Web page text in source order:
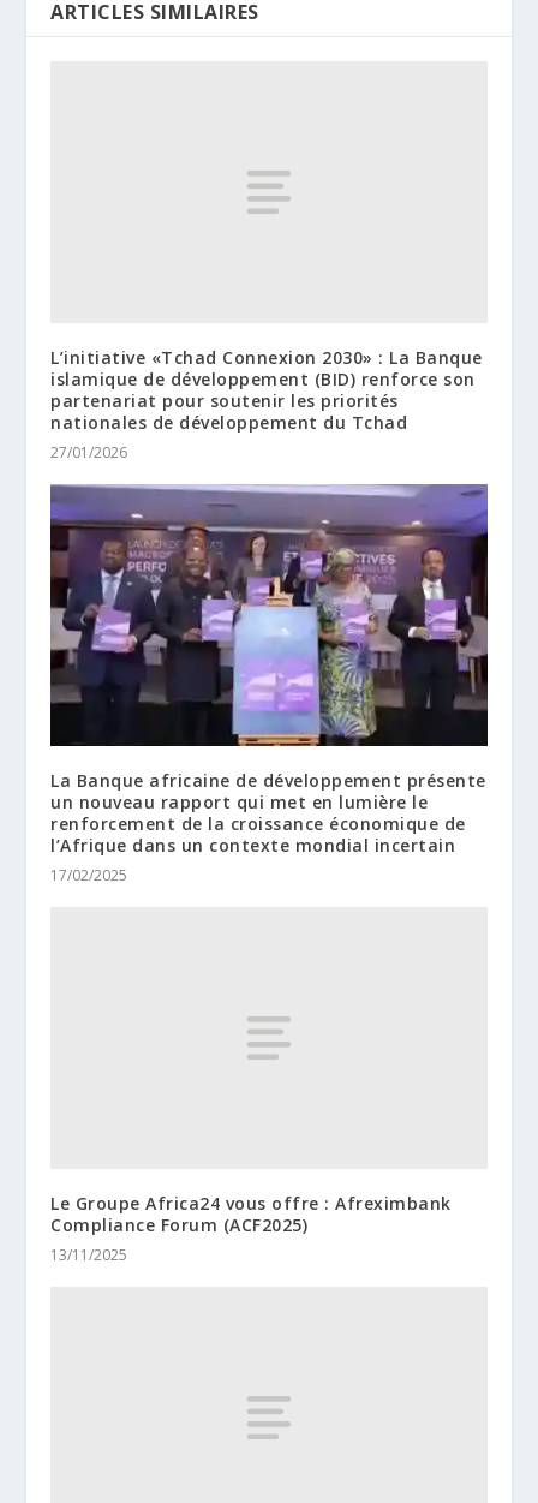
ARTICLES SIMILAIRES
L’initiative «Tchad Connexion 2030» : La Banque
islamique de développement (BID) renforce son
partenariat pour soutenir les priorités
nationales de développement du Tchad
27/01/2026
La Banque africaine de développement présente
un nouveau rapport qui met en lumière le
renforcement de la croissance économique de
l’Afrique dans un contexte mondial incertain
17/02/2025
Le Groupe Africa24 vous offre : Afreximbank
Compliance Forum (ACF2025)
13/11/2025